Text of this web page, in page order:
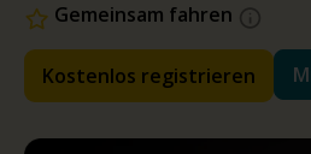
Gemeinsam fahren
Kostenlos registrieren